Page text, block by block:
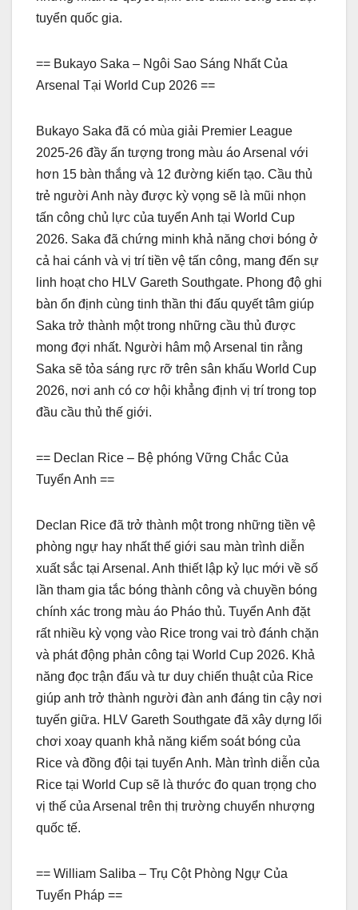
tuyển quốc gia.
== Bukayo Saka – Ngôi Sao Sáng Nhất Của
Arsenal Tại World Cup 2026 ==
Bukayo Saka đã có mùa giải Premier League
2025-26 đầy ấn tượng trong màu áo Arsenal với
hơn 15 bàn thắng và 12 đường kiến tạo. Cầu thủ
trẻ người Anh này được kỳ vọng sẽ là mũi nhọn
tấn công chủ lực của tuyển Anh tại World Cup
2026. Saka đã chứng minh khả năng chơi bóng ở
cả hai cánh và vị trí tiền vệ tấn công, mang đến sự
linh hoạt cho HLV Gareth Southgate. Phong độ ghi
bàn ổn định cùng tinh thần thi đấu quyết tâm giúp
Saka trở thành một trong những cầu thủ được
mong đợi nhất. Người hâm mộ Arsenal tin rằng
Saka sẽ tỏa sáng rực rỡ trên sân khấu World Cup
2026, nơi anh có cơ hội khẳng định vị trí trong top
đầu cầu thủ thế giới.
== Declan Rice – Bệ phóng Vững Chắc Của
Tuyển Anh ==
Declan Rice đã trở thành một trong những tiền vệ
phòng ngự hay nhất thế giới sau màn trình diễn
xuất sắc tại Arsenal. Anh thiết lập kỷ lục mới về số
lần tham gia tắc bóng thành công và chuyền bóng
chính xác trong màu áo Pháo thủ. Tuyển Anh đặt
rất nhiều kỳ vọng vào Rice trong vai trò đánh chặn
và phát động phản công tại World Cup 2026. Khả
năng đọc trận đấu và tư duy chiến thuật của Rice
giúp anh trở thành người đàn anh đáng tin cậy nơi
tuyến giữa. HLV Gareth Southgate đã xây dựng lối
chơi xoay quanh khả năng kiểm soát bóng của
Rice và đồng đội tại tuyển Anh. Màn trình diễn của
Rice tại World Cup sẽ là thước đo quan trọng cho
vị thế của Arsenal trên thị trường chuyển nhượng
quốc tế.
== William Saliba – Trụ Cột Phòng Ngự Của
Tuyển Pháp ==